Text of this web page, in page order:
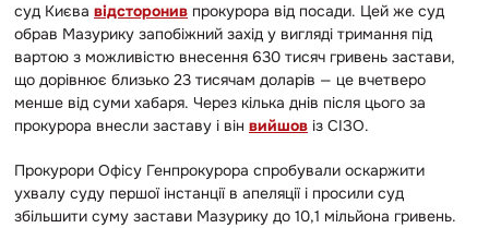
суд Києва відсторонив прокурора від посади. Цей же суд
обрав Мазурику запобіжний захід у вигляді тримання під
вартою з можливістю внесення 630 тисяч гривень застави,
що дорівнює близько 23 тисячам доларів — це вчетверо
менше від суми хабаря. Через кілька днів після цього за
прокурора внесли заставу і він вийшов із СІЗО.
Прокурори Офісу Генпрокурора спробували оскаржити
ухвалу суду першої інстанції в апеляції і просили суд
збільшити суму застави Мазурику до 10,1 мільйона гривень.